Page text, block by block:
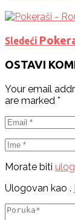
Sledeći
OSTAVI
Your email
are marked *
Morate biti
Ulogovan kao .